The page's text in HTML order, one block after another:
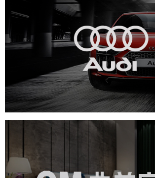
一汽奥迪
汽车行业 电商网站 定制
曲美家居